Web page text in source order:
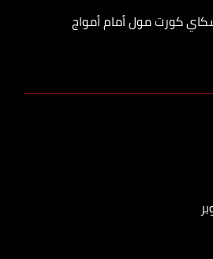
كورت مول أمام أمواج